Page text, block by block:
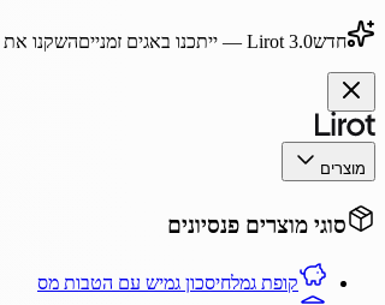
חדשLirot 3.0 — ייתכנו באגים זמנייםהשקנו את
מוצרים
סוגי מוצרים פנסיונים
קופת גמלחיסכון גמיש עם הטבות מס